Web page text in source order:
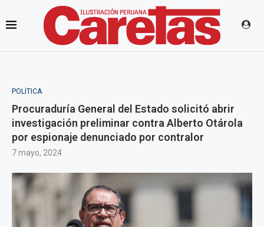
POLÍTICA
Procuraduría General del Estado solicitó abrir
investigación preliminar contra Alberto Otárola
por espionaje denunciado por contralor
7 mayo, 2024